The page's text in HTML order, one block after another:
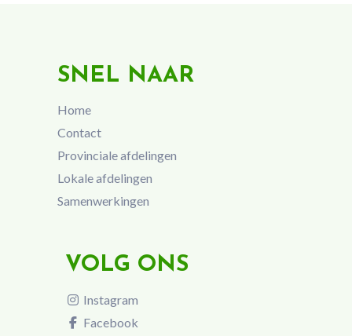
SNEL NAAR
Home
Contact
Provinciale afdelingen
Lokale afdelingen
Samenwerkingen
VOLG ONS
Instagram
Facebook